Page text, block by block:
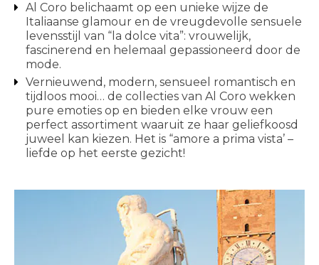
Al Coro belichaamt op een unieke wijze de
Italiaanse glamour en de vreugdevolle sensuele
levensstijl van “la dolce vita”: vrouwelijk,
fascinerend en helemaal gepassioneerd door de
mode.
Vernieuwend, modern, sensueel romantisch en
tijdloos mooi… de collecties van Al Coro wekken
pure emoties op en bieden elke vrouw een
perfect assortiment waaruit ze haar geliefkoosd
juweel kan kiezen. Het is “amore a prima vista’ –
liefde op het eerste gezicht!